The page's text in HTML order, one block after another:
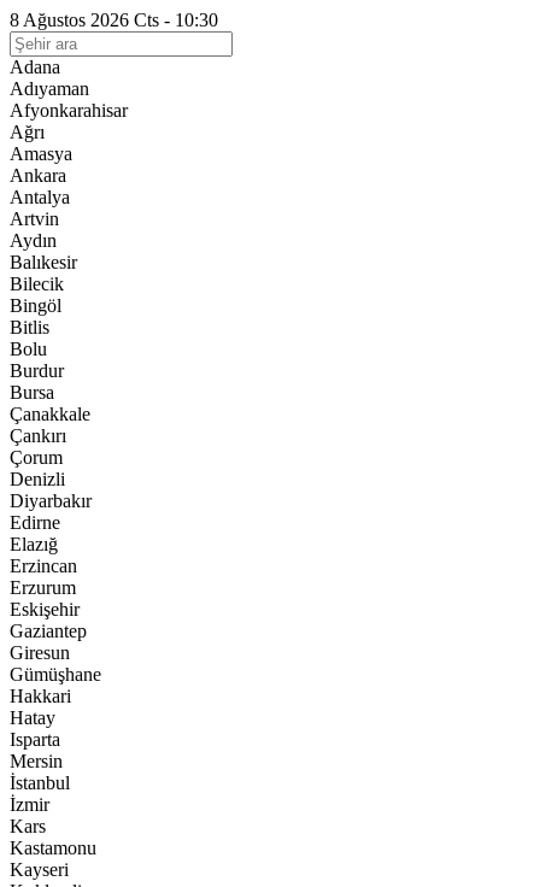
8 Ağustos 2026 Cts - 10:30
Adana
Adıyaman
Afyonkarahisar
Ağrı
Amasya
Ankara
Antalya
Artvin
Aydın
Balıkesir
Bilecik
Bingöl
Bitlis
Bolu
Burdur
Bursa
Çanakkale
Çankırı
Çorum
Denizli
Diyarbakır
Edirne
Elazığ
Erzincan
Erzurum
Eskişehir
Gaziantep
Giresun
Gümüşhane
Hakkari
Hatay
Isparta
Mersin
İstanbul
İzmir
Kars
Kastamonu
Kayseri